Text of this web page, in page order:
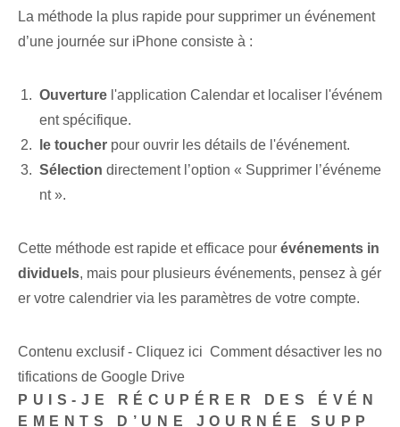
La méthode la plus rapide pour supprimer un événement
d’une journée sur iPhone consiste à :
Ouverture l'application ⁢Calendar et localiser l'événem
ent spécifique.
le toucher pour ouvrir les détails de l'événement.
Sélection directement l’option « Supprimer l’événeme
nt ».
Cette méthode est rapide et efficace pour événements in
dividuels, mais pour plusieurs événements, pensez à gér
er votre calendrier via les paramètres de votre compte.
Contenu exclusif - Cliquez ici Comment désactiver les no
tifications de Google Drive
PUIS-JE RÉCUPÉRER DES ÉVÉN
EMENTS D’UNE JOURNÉE SUPP